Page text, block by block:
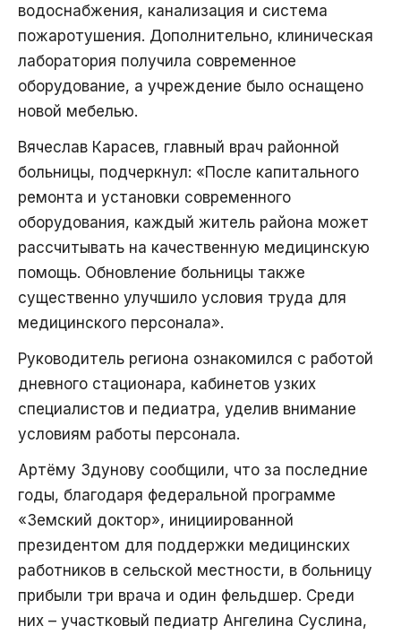
водоснабжения, канализация и система
пожаротушения. Дополнительно, клиническая
лаборатория получила современное
оборудование, а учреждение было оснащено
новой мебелью.
Вячеслав Карасев, главный врач районной
больницы, подчеркнул: «После капитального
ремонта и установки современного
оборудования, каждый житель района может
рассчитывать на качественную медицинскую
помощь. Обновление больницы также
существенно улучшило условия труда для
медицинского персонала».
Руководитель региона ознакомился с работой
дневного стационара, кабинетов узких
специалистов и педиатра, уделив внимание
условиям работы персонала.
Артёму Здунову сообщили, что за последние
годы, благодаря федеральной программе
«Земский доктор», инициированной
президентом для поддержки медицинских
работников в сельской местности, в больницу
прибыли три врача и один фельдшер. Среди
них – участковый педиатр Ангелина Суслина,